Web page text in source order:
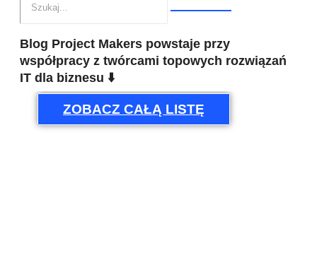
Blog Project Makers powstaje przy
współpracy z twórcami topowych rozwiązań
IT dla biznesu ⬇️
ZOBACZ CAŁĄ LISTĘ